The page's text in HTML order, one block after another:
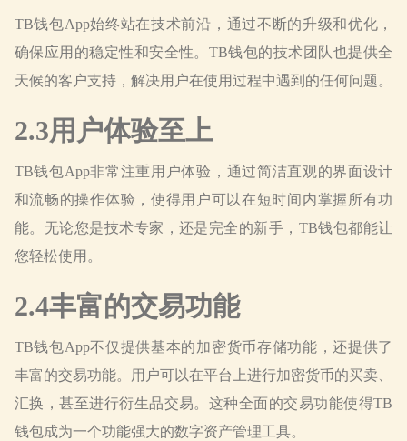
TB钱包App始终站在技术前沿，通过不断的升级和优化，
确保应用的稳定性和安全性。TB钱包的技术团队也提供全
天候的客户支持，解决用户在使用过程中遇到的任何问题。
2.3用户体验至上
TB钱包App非常注重用户体验，通过简洁直观的界面设计
和流畅的操作体验，使得用户可以在短时间内掌握所有功
能。无论您是技术专家，还是完全的新手，TB钱包都能让
您轻松使用。
2.4丰富的交易功能
TB钱包App不仅提供基本的加密货币存储功能，还提供了
丰富的交易功能。用户可以在平台上进行加密货币的买卖、
汇换，甚至进行衍生品交易。这种全面的交易功能使得TB
钱包成为一个功能强大的数字资产管理工具。